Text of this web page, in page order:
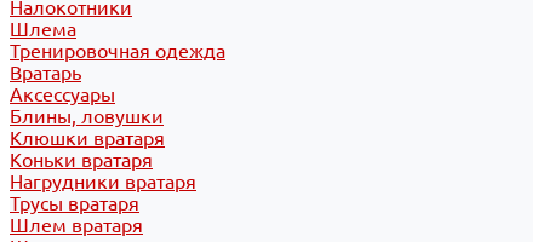
Налокотники
Шлема
Тренировочная одежда
Вратарь
Аксессуары
Блины, ловушки
Клюшки вратаря
Коньки вратаря
Нагрудники вратаря
Трусы вратаря
Шлем вратаря